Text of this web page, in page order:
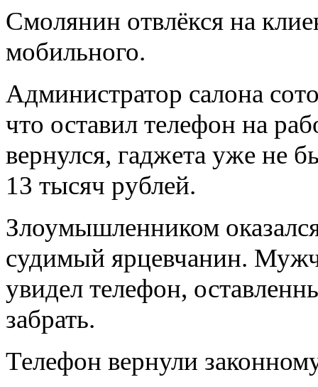
Смолянин отвлёкся на
мобильного.
Администратор салона
что оставил телефон на
вернулся, гаджета уже не
13 тысяч рублей.
Злоумышленником
судимый ярцевчанин.
увидел телефон,
забрать.
Телефон вернули